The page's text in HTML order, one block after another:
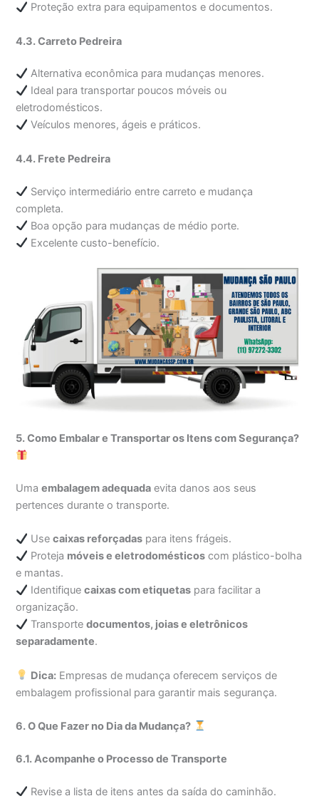
Proteção extra para equipamentos e documentos.
4.3. Carreto Pedreira
Alternativa econômica para mudanças menores.
Ideal para transportar poucos móveis ou
eletrodomésticos.
Veículos menores, ágeis e práticos.
4.4. Frete Pedreira
Serviço intermediário entre carreto e mudança
completa.
Boa opção para mudanças de médio porte.
Excelente custo-benefício.
5. Como Embalar e Transportar os Itens com Segurança?
Umaembalagem adequada evita danos aos seus
pertences durante o transporte.
Usecaixas reforçadas para itens frágeis.
Proteja móveis e eletrodomésticos com plástico-bolha
e mantas.
Identifiquecaixas com etiquetas para facilitar a
organização.
Transportedocumentos, joias e eletrônicos
separadamente.
Dica: Empresas de mudança oferecem serviços de
embalagem profissional para garantir mais segurança.
6. O Que Fazer no Dia da Mudança?
6.1. Acompanhe o Processo de Transporte
Revise a lista de itens antes da saída do caminhão.